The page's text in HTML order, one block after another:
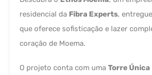
residencial da Fibra Experts,
que oferece sofisticação e lazer
coração de Moema.
O projeto conta com uma Torre Única